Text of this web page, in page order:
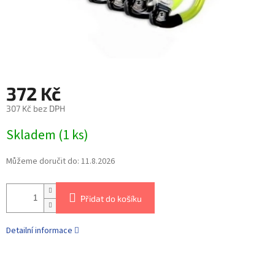
372 Kč
307 Kč bez DPH
Skladem (1 ks)
Můžeme doručit do: 11.8.2026
Přidat do košíku
Detailní informace